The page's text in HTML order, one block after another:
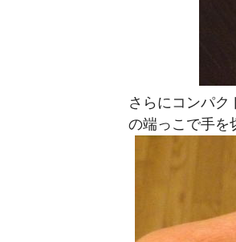
さらにコンパク
の端っこで手を